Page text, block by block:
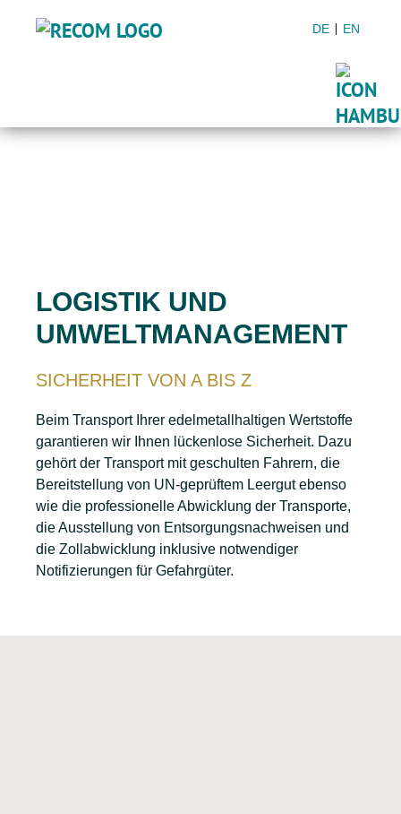
DE EN
LOGISTIK UND
UMWELTMANAGEMENT
SICHERHEIT VON A BIS Z
Beim Transport Ihrer edelmetallhaltigen Wertstoffe
garantieren wir Ihnen lückenlose Sicherheit. Dazu
gehört der Transport mit geschulten Fahrern, die
Bereitstellung von UN-geprüftem Leergut ebenso
wie die professionelle Abwicklung der Transporte,
die Ausstellung von Entsorgungsnachweisen und
die Zollabwicklung inklusive notwendiger
Notifizierungen für Gefahrgüter.